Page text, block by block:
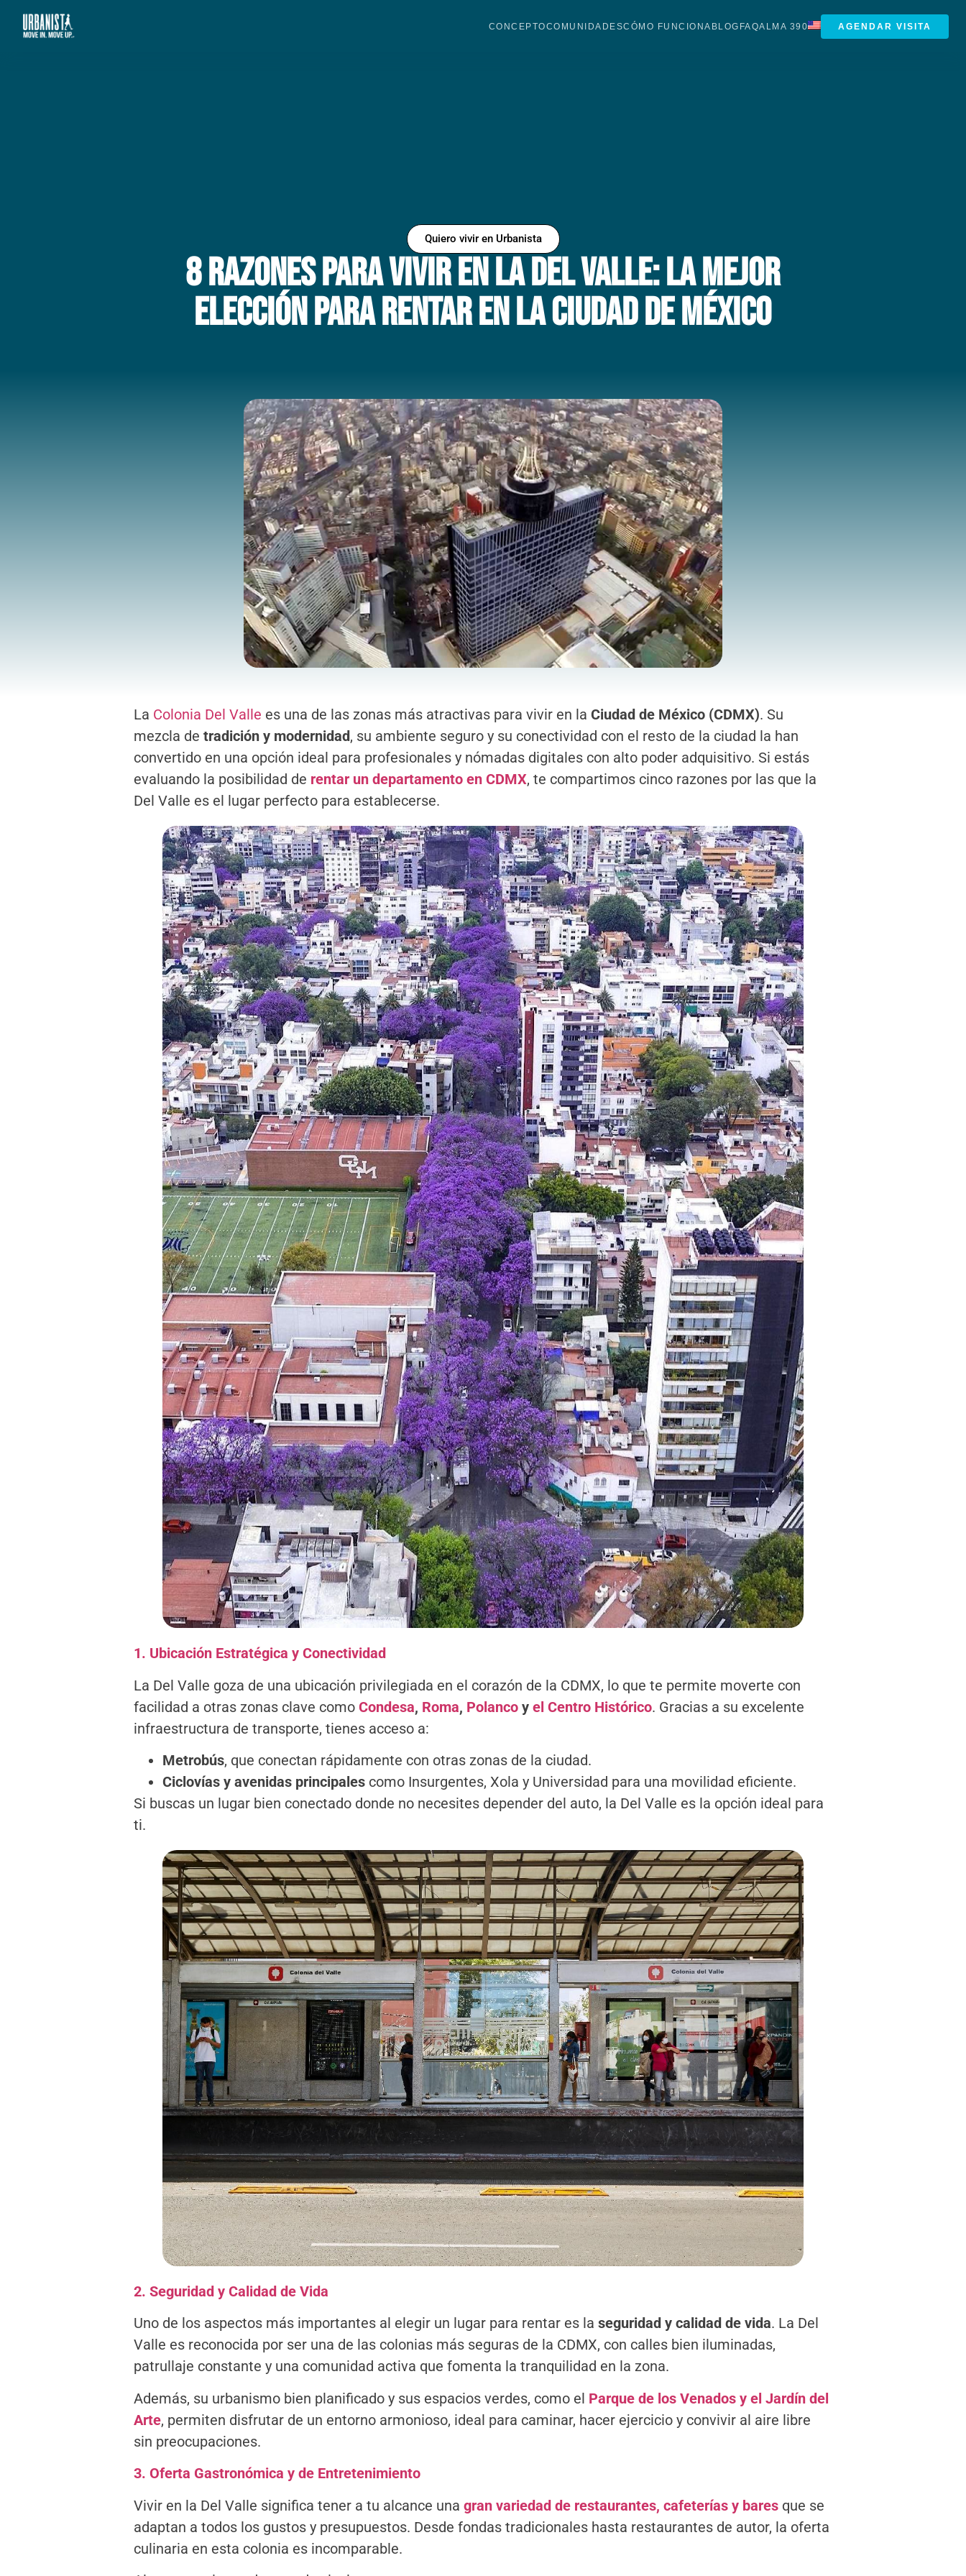
CONCEPTOCOMUNIDADESCÓMO FUNCIONA BLOG FAQALMA 390 AGENDAR VISITA
Quiero vivir en Urbanista
8 razones para Vivir en la Del Valle: La Mejor
Elección para Rentar en la Ciudad de México
La Colonia Del Valle es una de las zonas más atractivas para vivir en la Ciudad de México (CDMX). Su
mezcla de tradición y modernidad, su ambiente seguro y su conectividad con el resto de la ciudad la han
convertido en una opción ideal para profesionales y nómadas digitales con alto poder adquisitivo. Si estás
evaluando la posibilidad de rentar un departamento en CDMX, te compartimos cinco razones por las que la
Del Valle es el lugar perfecto para establecerse.
1. Ubicación Estratégica y Conectividad
La Del Valle goza de una ubicación privilegiada en el corazón de la CDMX, lo que te permite moverte con
facilidad a otras zonas clave como Condesa, Roma, Polancoy el Centro Histórico. Gracias a su excelente
infraestructura de transporte, tienes acceso a:
Metrobús, que conectan rápidamente con otras zonas de la ciudad.
Ciclovías y avenidas principalescomo Insurgentes, Xola y Universidad para una movilidad eficiente.
Si buscas un lugar bien conectado donde no necesites depender del auto, la Del Valle es la opción ideal para
ti.
2. Seguridad y Calidad de Vida
Uno de los aspectos más importantes al elegir un lugar para rentar es la seguridad y calidad de vida. La Del
Valle es reconocida por ser una de las colonias más seguras de la CDMX, con calles bien iluminadas,
patrullaje constante y una comunidad activa que fomenta la tranquilidad en la zona.
Además, su urbanismo bien planificado y sus espacios verdes, como el Parque de los Venados y el Jardín del
Arte, permiten disfrutar de un entorno armonioso, ideal para caminar, hacer ejercicio y convivir al aire libre
sin preocupaciones.
3. Oferta Gastronómica y de Entretenimiento
Vivir en la Del Valle significa tener a tu alcance una gran variedad de restaurantes, cafeterías y baresque se
adaptan a todos los gustos y presupuestos. Desde fondas tradicionales hasta restaurantes de autor, la oferta
culinaria en esta colonia es incomparable.